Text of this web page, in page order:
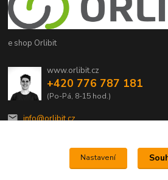
e shop Orlibit
www.orlibit.cz
+420 776 787 181
(Po-Pá, 8-15 hod.)
info@orlibit.cz
Nastavení